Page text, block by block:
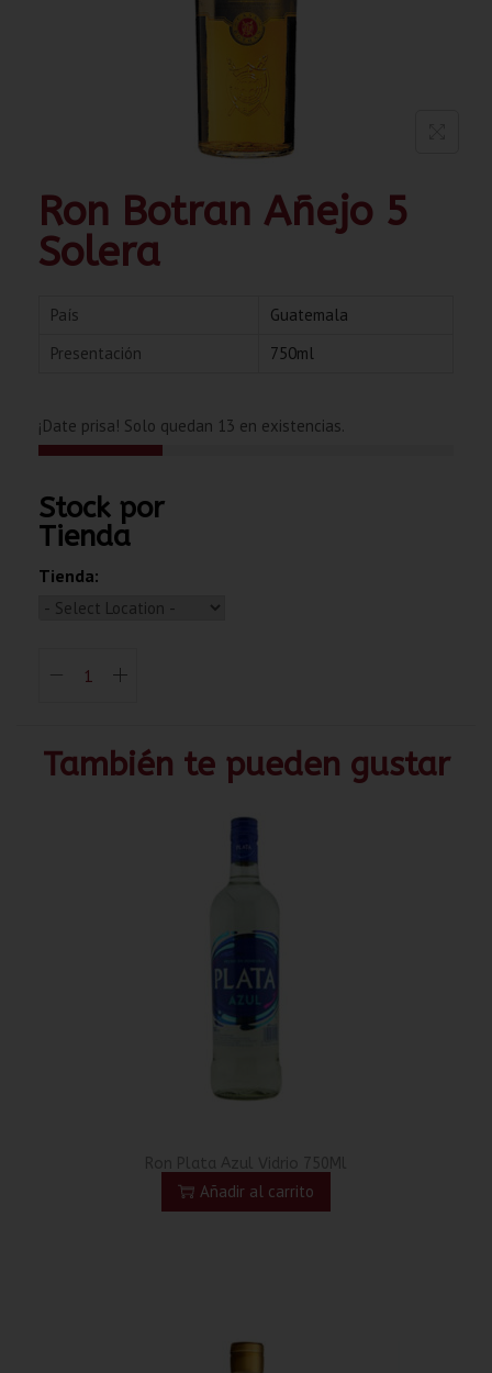
Ron Botran Añejo 5
Solera
País
Guatemala
Presentación
750ml
¡Date prisa! Solo quedan 13 en existencias.
Stock por
Tienda
Tienda:
También te pueden gustar
Añadir al carrito